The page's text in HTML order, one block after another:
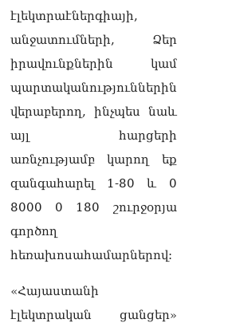
էլեկտրաէներգիայի,
անջատումների, Ձեր
իրավունքներին կամ
պարտականություններին
վերաբերող, ինչպես նաև
այլ հարցերի
առնչությամբ կարող եք
զանգահարել 1-80 և 0
8000 0 180 շուրջօրյա
գործող
հեռախոսահամարներով:
«Հայաստանի
էլեկտրական ցանցեր»